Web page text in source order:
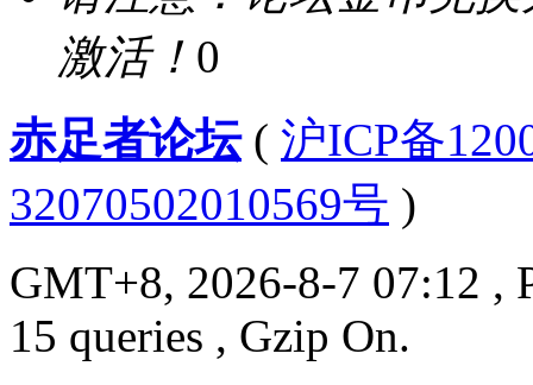
激活！ 0
赤足者论坛( 沪ICP备
32070502010569号 )
GMT+8, 2026-8-7 07:12 ,
15 queries , Gzip On.